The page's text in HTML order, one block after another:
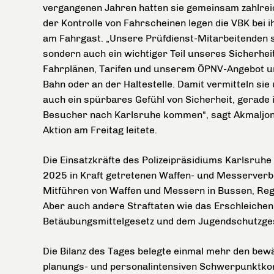
vergangenen Jahren hatten sie gemeinsam
der Kontrolle von Fahrscheinen legen die VBK
am Fahrgast. „Unsere Prüfdienst-
sondern auch ein wichtiger Teil unseres
Fahrplänen, Tarifen und unserem ÖPNV-
Bahn oder an der Haltestelle. Damit vermitteln
auch ein spürbares Gefühl von Sicherheit,
Besucher nach Karlsruhe kommen“, sagt
Aktion am Freitag leitete.
Die Einsatzkräfte des Polizeipräsidiums
2025 in Kraft getretenen Waffen- und
Mitführen von Waffen und Messern in Bussen,
Aber auch andere Straftaten wie das
Betäubungsmittelgesetz und dem
Die Bilanz des Tages belegte einmal mehr den
planungs- und personalintensiven